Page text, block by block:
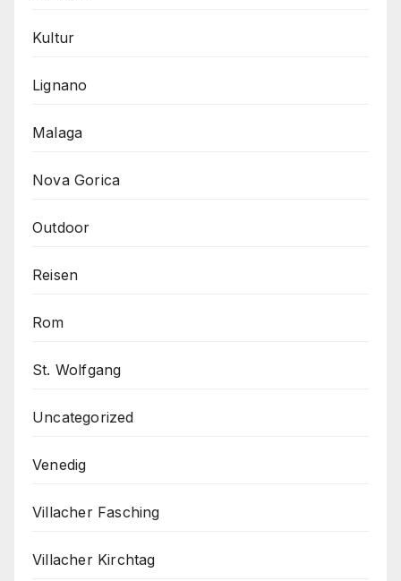
Kultur
Lignano
Malaga
Nova Gorica
Outdoor
Reisen
Rom
St. Wolfgang
Uncategorized
Venedig
Villacher Fasching
Villacher Kirchtag